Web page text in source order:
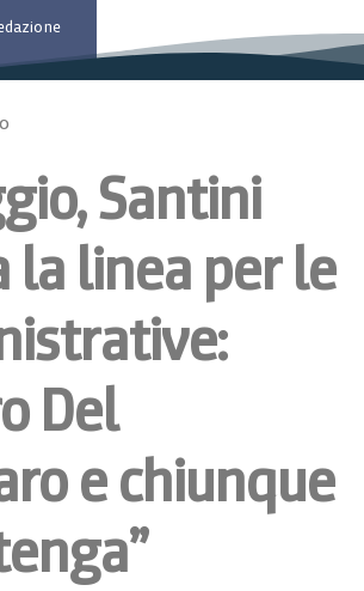
Santini
la linea per le
Del
e chiunque